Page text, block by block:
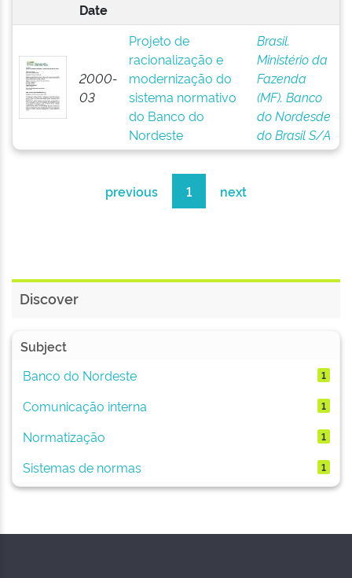
Date
2000-
03
Projeto de
racionalização e
modernização do
sistema normativo
do Banco do
Nordeste
Brasil.
Ministério da
Fazenda
(MF). Banco
do Nordesde
do Brasil S/A
previous 1 next
Discover
Subject
Banco do Nordeste
1
Comunicação interna 1
Normatização 1
Sistemas de normas 1